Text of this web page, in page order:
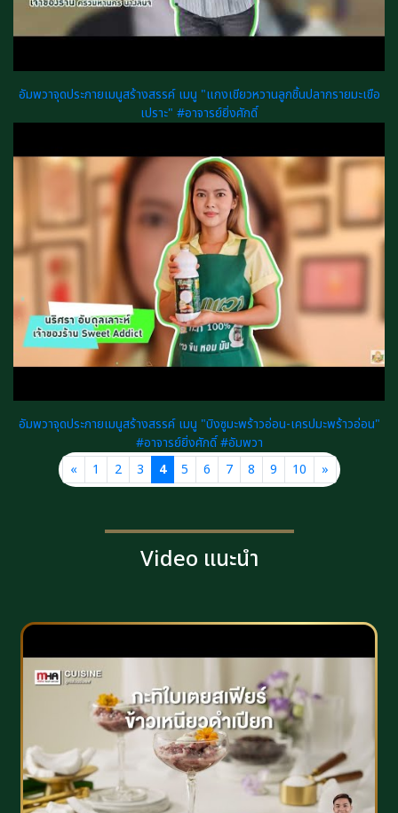
อัมพวาจุดประกายเมนูสร้างสรรค์ เมนู "แกงเขียวหวานลูกชิ้นปลากรายมะเขือ
เปราะ" #อาจารย์ยิ่งศักดิ์
อัมพวาจุดประกายเมนูสร้างสรรค์ เมนู "บิงซูมะพร้าวอ่อน-เครปมะพร้าวอ่อน"
#อาจารย์ยิ่งศักดิ์ #อัมพวา
«
1 2 3 4 5 6 7 8 9 10 »
Video แนะนำ